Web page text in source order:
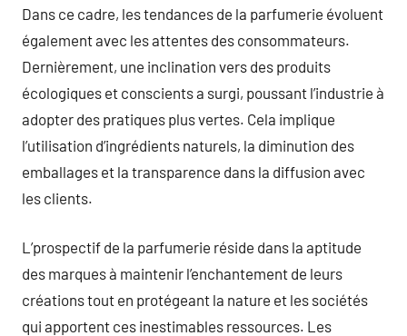
Dans ce cadre, les tendances de la parfumerie évoluent
également avec les attentes des consommateurs.
Dernièrement, une inclination vers des produits
écologiques et conscients a surgi, poussant l’industrie à
adopter des pratiques plus vertes. Cela implique
l’utilisation d’ingrédients naturels, la diminution des
emballages et la transparence dans la diffusion avec
les clients.
L’prospectif de la parfumerie réside dans la aptitude
des marques à maintenir l’enchantement de leurs
créations tout en protégeant la nature et les sociétés
qui apportent ces inestimables ressources. Les